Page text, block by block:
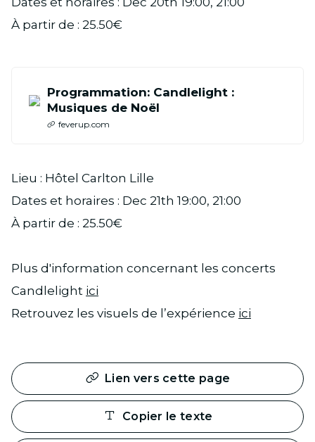
À partir de : 25.50€
Programmation: Candlelight :
Musiques de Noël
feverup.com
Lieu : Hôtel Carlton Lille
Dates et horaires : Dec 21th 19:00, 21:00
À partir de : 25.50€
Plus d'information concernant les concerts
Candlelight ici
Retrouvez les visuels de l’expérience ici
Lien vers cette page
Copier le texte